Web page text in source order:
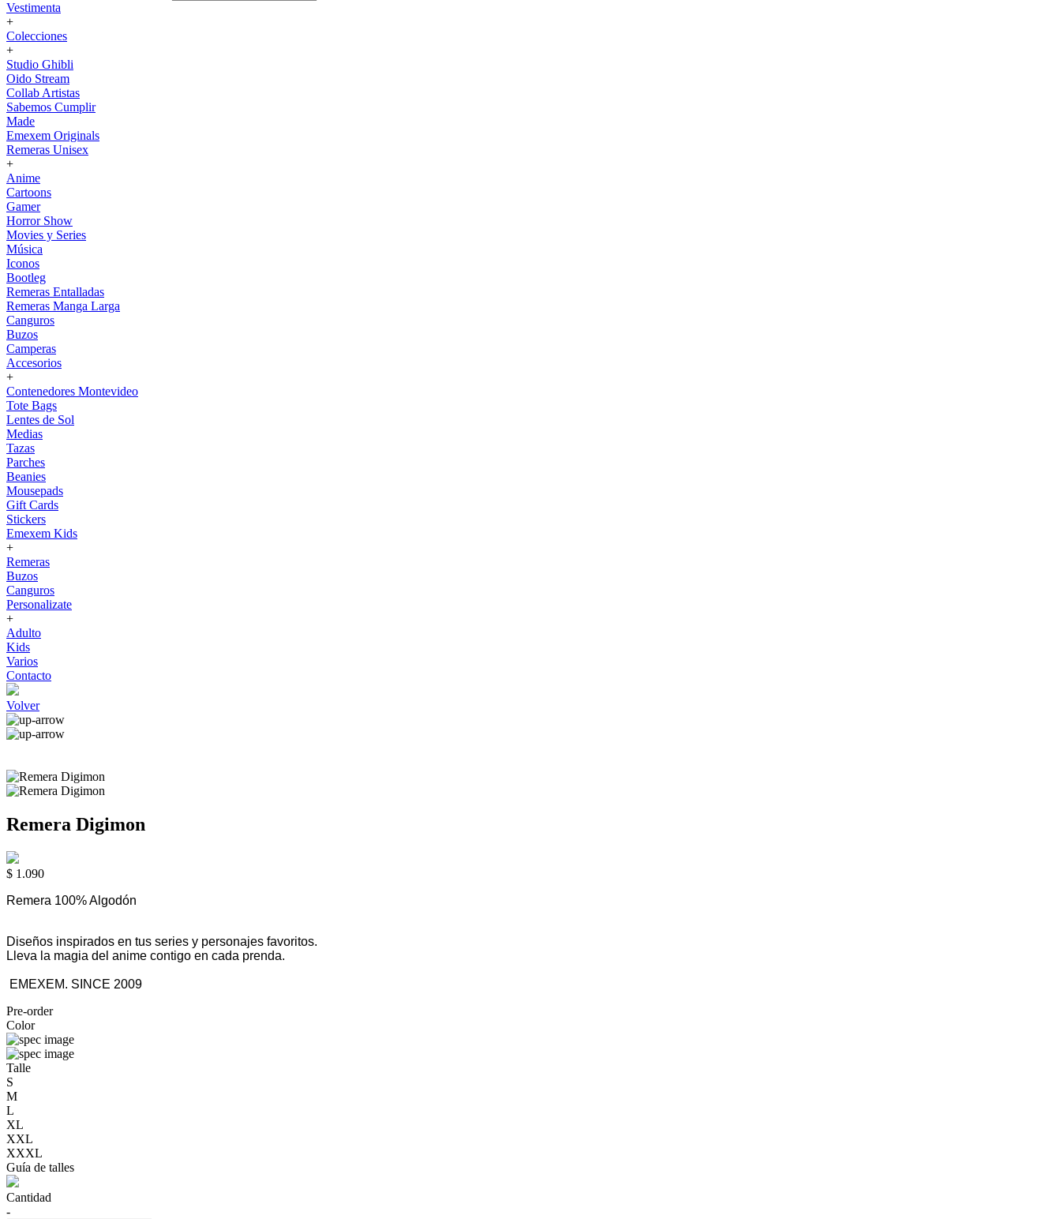
Vestimenta
+
Colecciones
+
Studio Ghibli
Oido Stream
Collab Artistas
Sabemos Cumplir
Made
Emexem Originals
Remeras Unisex
+
Anime
Cartoons
Gamer
Horror Show
Movies y Series
Música
Iconos
Bootleg
Remeras Entalladas
Remeras Manga Larga
Canguros
Buzos
Camperas
Accesorios
+
Contenedores Montevideo
Tote Bags
Lentes de Sol
Medias
Tazas
Parches
Beanies
Mousepads
Gift Cards
Stickers
Emexem Kids
+
Remeras
Buzos
Canguros
Personalizate
+
Adulto
Kids
Varios
Contacto
Volver
Remera Digimon
$ 1.090
Remera 100% Algodón
Diseños inspirados en tus series y personajes favoritos.
Lleva la magia del anime contigo en cada prenda.
EMEXEM. SINCE 2009
Pre-order
Color
Talle
S
M
L
XL
XXL
XXXL
Guía de talles
Cantidad
-